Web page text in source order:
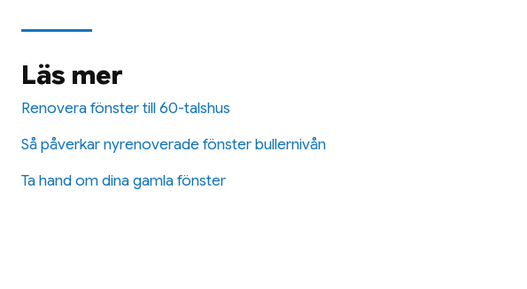
Läs mer
Renovera fönster till 60-talshus
Så påverkar nyrenoverade fönster bullernivån
Ta hand om dina gamla fönster